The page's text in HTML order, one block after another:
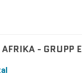
- GRUPP E